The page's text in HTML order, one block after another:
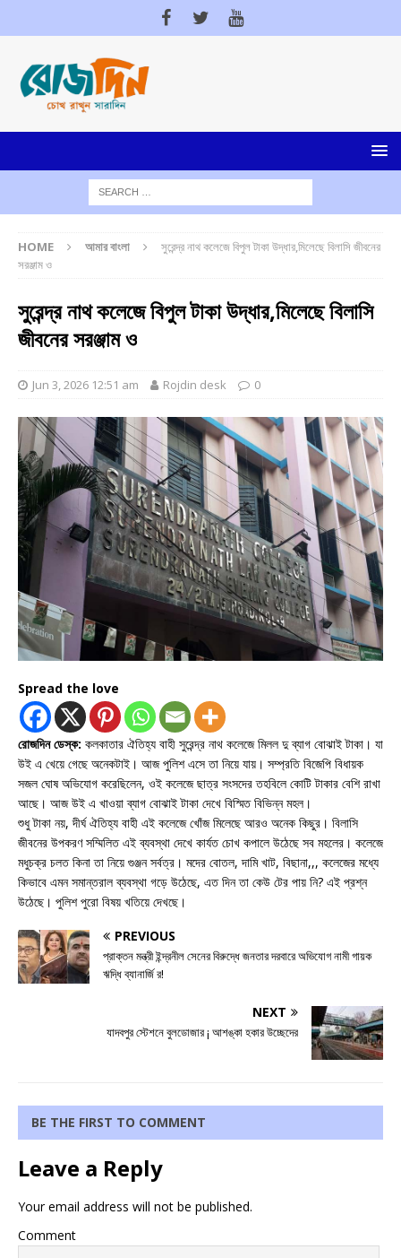
HOME আমার বাংলা
সুরেন্দ্র নাথ কলেজে বিপুল টাকা উদ্ধার,মিলেছে বিলাসি জীবনের
সরঞ্জাম ও
সুরেন্দ্র নাথ কলেজে বিপুল টাকা উদ্ধার,মিলেছে বিলাসি
জীবনের সরঞ্জাম ও
Jun 3, 2026 12:51 am Rojdin desk 0
Spread the love
রোজদিন ডেস্ক: কলকাতার ঐতিহ্য বাহী সুরেন্দ্র নাথ কলেজে মিলল দু ব্যাগ বোঝাই টাকা। যা
উই এ খেয়ে গেছে অনেকটাই। আজ পুলিশ এসে তা নিয়ে যায়। সম্প্রতি বিজেপি বিধায়ক
সজল ঘোষ অভিযোগ করেছিলেন, ওই কলেজে ছাত্র সংসদের তহবিলে কোটি টাকার বেশি রাখা
আছে। আজ উই এ খাওয়া ব্যাগ বোঝাই টাকা দেখে বিস্মিত বিভিন্ন মহল।
শুধু টাকা নয়, দীর্ঘ ঐতিহ্য বাহী এই কলেজে খোঁজ মিলেছে আরও অনেক কিছুর। বিলাসি
জীবনের উপকরণ সম্মিলিত এই ব্যবস্থা দেখে কার্যত চোখ কপালে উঠেছে সব মহলের। কলেজে
মধুচক্র চলত কিনা তা নিয়ে গুঞ্জন সর্বত্র। মদের বোতল, দামি খাট, বিছানা,,, কলেজের মধ্যে
কিভাবে এমন সমান্তরাল ব্যবস্থা গড়ে উঠেছে, এত দিন তা কেউ টের পায় নি? এই প্রশ্ন
উঠেছে। পুলিশ পুরো বিষয় খতিয়ে দেখছে।
PREVIOUS
প্রাক্তন মন্ত্রী ইন্দ্রনীল সেনের বিরুদ্ধে জনতার দরবারে অভিযোগ নামী গায়ক
ঋদ্ধি ব্যানার্জি র!
NEXT
যাদবপুর স্টেশনে বুলডোজার ¡ আশঙ্কা হকার উচ্ছেদের
BE THE FIRST TO COMMENT
Leave a Reply
Your email address will not be published.
Comment